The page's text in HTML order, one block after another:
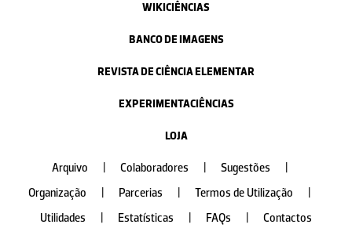
WIKICIÊNCIAS
BANCO DE IMAGENS
REVISTA DE CIÊNCIA ELEMENTAR
EXPERIMENTACIÊNCIAS
LOJA
Arquivo Colaboradores Sugestões
Organização
Parcerias Termos de Utilização
Utilidades
Estatísticas FAQs Contactos